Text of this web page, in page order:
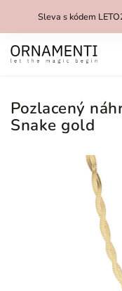
Sleva s kódem
Pozlacený
Snake gold